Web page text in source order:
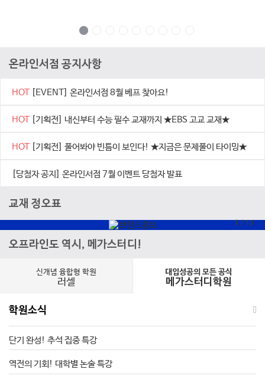
온라인서점 공지사항
HOT[EVENT] 온라인서점 8월 베프 찾아요!
HOT[기획전] 내신부터 수능 필수 교재까지 ★EBS 고교 교재★
HOT[기획전] 풀어봐야 빈틈이 보인다! ★지금은 문제풀이 타이밍★
[당첨자 공지] 온라인서점 7월 이벤트 당첨자 발표
교재 정오표
1 / 10
오프라인도 역시, 메가스터디!
신개념 융합형 학원
러셀
대입성공의 모든 공식
메가스터디학원
학원소식
단기 완성! 추석 집중 특강
역전의 기회! 대학별 논술 특강